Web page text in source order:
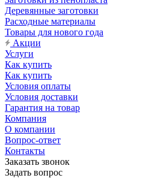
Деревянные заготовки
Расходные материалы
Товары для нового года
Акции
Услуги
Как купить
Как купить
Условия оплаты
Условия доставки
Гарантия на товар
Компания
О компании
Вопрос-ответ
Контакты
Заказать звонок
Задать вопрос